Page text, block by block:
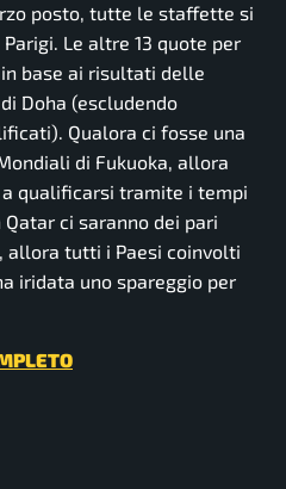
posto, tutte le staffette si
Le altre 13 quote per
base ai risultati delle
Doha (escludendo
Qualora ci fosse una
di Fukuoka, allora
qualificarsi tramite i tempi
ci saranno dei pari
allora tutti i Paesi coinvolti
iridata uno spareggio per